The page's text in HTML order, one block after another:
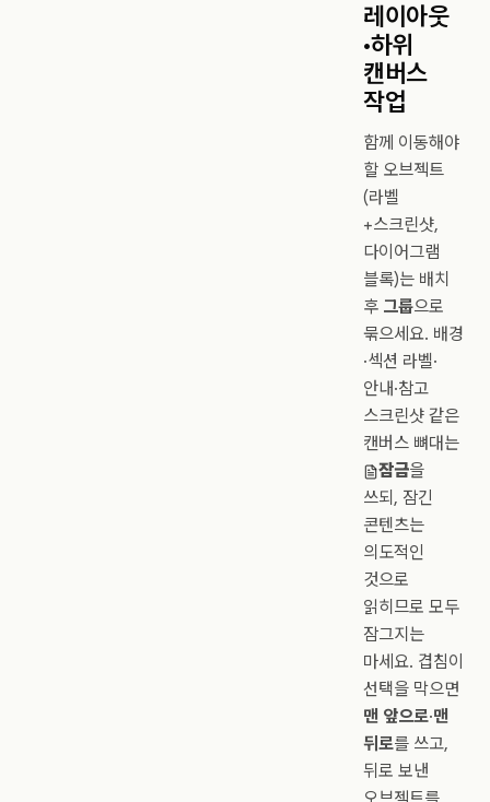
레이아웃
·하위
캔버스
작업
함께 이동해야
할 오브젝트
(라벨
+스크린샷,
다이어그램
블록)는 배치
후 그룹으로
묶으세요. 배경
·섹션 라벨·
안내·참고
스크린샷 같은
캔버스 뼈대는
잠금을
쓰되, 잠긴
콘텐츠는
의도적인
것으로
읽히므로 모두
잠그지는
마세요. 겹침이
선택을 막으면
맨 앞으로·맨
뒤로를 쓰고,
뒤로 보낸